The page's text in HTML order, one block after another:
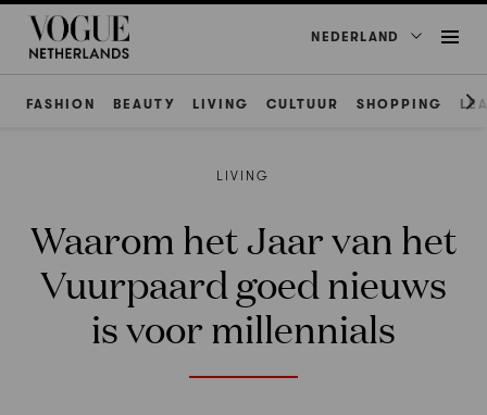
NEDERLAND
FASHION BEAUTY LIVING CULTUUR SHOPPING
LIVING
Waarom het Jaar van het
Vuurpaard goed nieuws
is voor millennials